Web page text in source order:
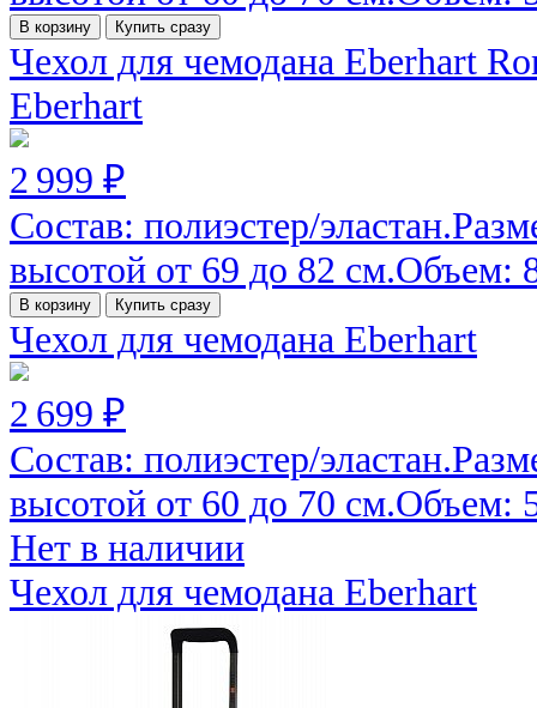
В корзину Купить сразу
Чехол для чемодана Eberhart
Eberhart
2 999 ₽
Состав: полиэстер/
высотой от 69 до 82 см.Объем:
В корзину Купить сразу
Чехол для чемодана Eberhart
2 699 ₽
Состав: полиэстер/
высотой от 60 до 70 см.Объем:
Нет в наличии
Чехол для чемодана Eberhart